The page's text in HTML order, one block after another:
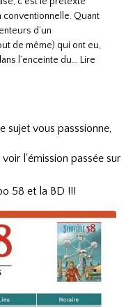
conventionnelle. Quant
d’un
de même) qui ont eu,
l’enceinte du...Lire
sujet vous passsionne,
l'émission passée sur
58 et la BD !!!